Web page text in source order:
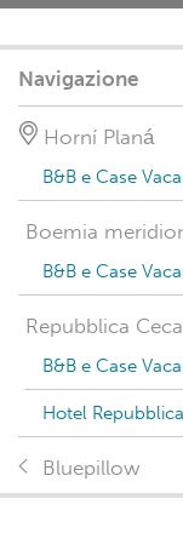
Navigazione
Horní Planá
B&B e Case
Boemia
B&B e Case
Repubblica Ceca
B&B e Case
Hotel
Bluepillow